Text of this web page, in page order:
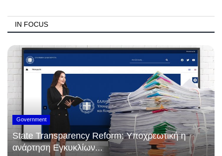
IN FOCUS
Government
State Transparency Reform: Υποχρεωτική η
ανάρτηση Εγκυκλίων...